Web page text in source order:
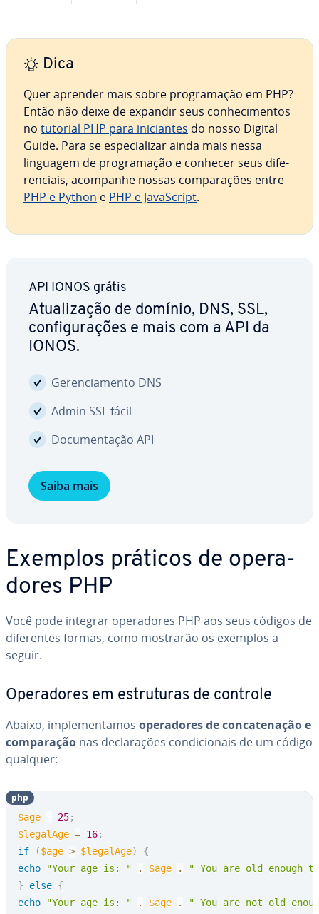
Dica
Quer aprender mais sobre pro­gra­ma­ção em PHP?
Então não deixe de expandir seus co­nhe­ci­men­tos
no tutorial PHP para ini­ci­an­tes do nosso Digital
Guide. Para se es­pe­ci­a­li­zar ainda mais nessa
linguagem de pro­gra­ma­ção e conhecer seus di­fe­
ren­ci­ais, acompanhe nossas com­pa­ra­ções entre
PHP e Python e PHP e Ja­vaS­cript.
API IONOS grátis
Atu­a­li­za­ção de domínio, DNS, SSL,
con­fi­gu­ra­ções e mais com a API da
IONOS.
Ge­ren­ci­a­mento DNS
Admin SSL fácil
Do­cu­men­ta­ção API
Saiba mais
Exemplos práticos de ope­ra­
do­res PHP
Você pode integrar ope­ra­do­res PHP aos seus códigos de
di­fe­ren­tes formas, como mostrarão os exemplos a
seguir.
Ope­ra­do­res em es­tru­tu­ras de controle
Abaixo, im­ple­men­ta­mos ope­ra­do­res de con­ca­te­na­ção e
com­pa­ra­ção nas de­cla­ra­ções con­di­ci­o­nais de um código
qualquer:
$age = 25;
$legalAge = 16;
if
($age > $legalAge)
{
echo
"Your age is: " . $age .
" You are old enough
}
else {
echo
"Your age is: " . $age .
" You are not old
php